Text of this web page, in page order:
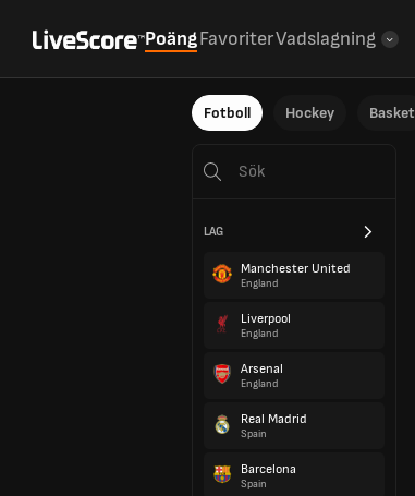
PoängFavoriterVadslagning
Fotboll Hockey Basket
LAG
Manchester United
England
Liverpool
England
Arsenal
England
Real Madrid
Spain
Barcelona
Spain